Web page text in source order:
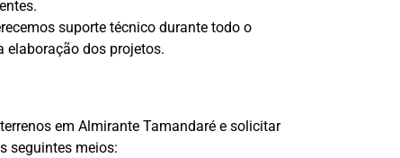
suporte técnico durante todo o
elaboração dos projetos.
em Almirante Tamandaré e solicitar
seguintes meios: